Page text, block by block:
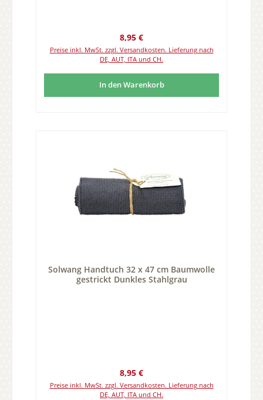
Regulärer Preis:
8,95 €
Preise inkl. MwSt. zzgl. Versandkosten. Lieferung nach
DE, AUT, ITA und CH.
In den Warenkorb
Solwang Handtuch 32 x 47 cm Baumwolle
gestrickt Dunkles Stahlgrau
Regulärer Preis:
8,95 €
Preise inkl. MwSt. zzgl. Versandkosten. Lieferung nach
DE, AUT, ITA und CH.